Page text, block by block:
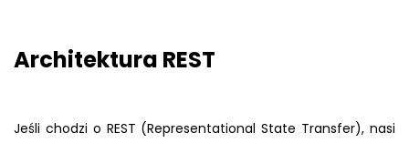
Architektura REST
Jeśli chodzi o REST (Representational State Transfer), nasi